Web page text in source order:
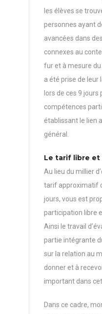
les élèves se
personnes ayant
avancées dans
connexes au
fur et à mesure du
a été prise de leur
lors de ces 9
compétences
établissant le lien
général.
Le tarif libre et
Au lieu du millier
tarif approximatif
jours, vous est
participation libre
Ainsi le travail
partie intégrante
sur la relation au
donner et à
important dans
Dans ce cadre,